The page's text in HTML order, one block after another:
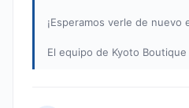
¡Esperamos verle de nuevo
El equipo de Kyoto Boutique